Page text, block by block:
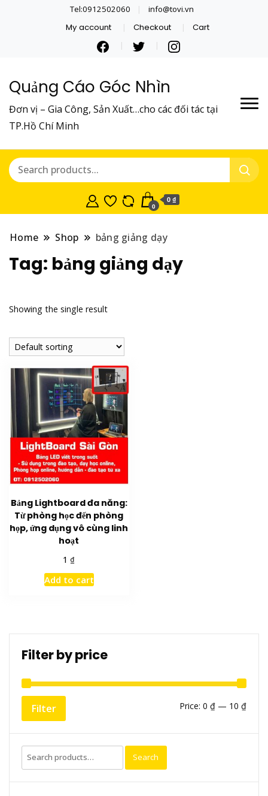
Tel:0912502060 info@tovi.vn
My account Checkout Cart
Quảng Cáo Góc Nhìn
Đơn vị – Gia Công, Sản Xuất…cho các đối tác tại
TP.Hồ Chí Minh
0
0 ₫
Home Shop bảng giảng dạy
Tag: bảng giảng dạy
Showing the single result
Bảng Lightboard đa năng:
Từ phòng học đến phòng
họp, ứng dụng vô cùng linh
hoạt
1 ₫
Add to cart
Filter by price
Min
Max
Filter Price: 0 ₫ — 10 ₫
Search
for:
Search